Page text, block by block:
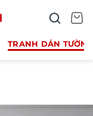
TRANH DÁN